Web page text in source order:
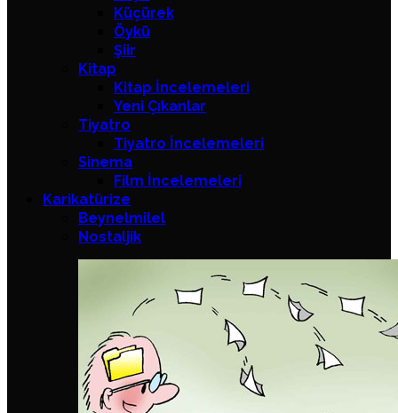
Küçürek
Öykü
Şiir
Kitap
Kitap İncelemeleri
Yeni Çıkanlar
Tiyatro
Tiyatro İncelemeleri
Sinema
Film İncelemeleri
Karikatürize
Beynelmilel
Nostaljik